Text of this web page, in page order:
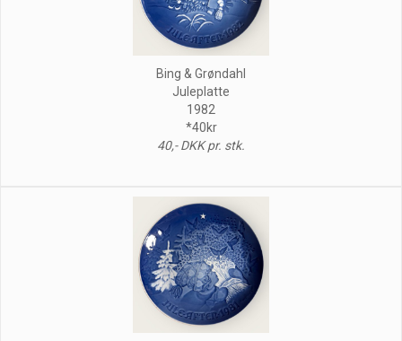
Bing & Grøndahl
Juleplatte
1982
*40kr
40,- DKK pr. stk.